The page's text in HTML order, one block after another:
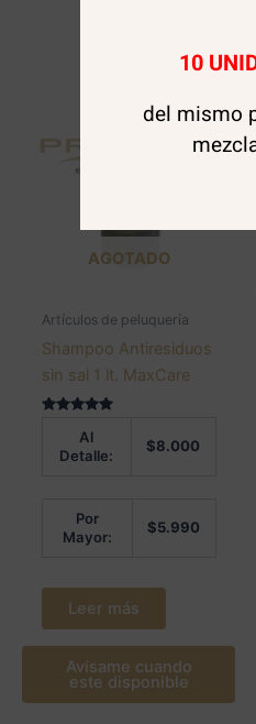
AGOTADO
Artículos de peluquería
Shampoo Antiresiduos
sin sal 1 lt. MaxCare
de 5
Al
Detalle:
$8.000
Por
Mayor:
$5.990
Leer más
Avísame cuando
este disponible
10
del mismo